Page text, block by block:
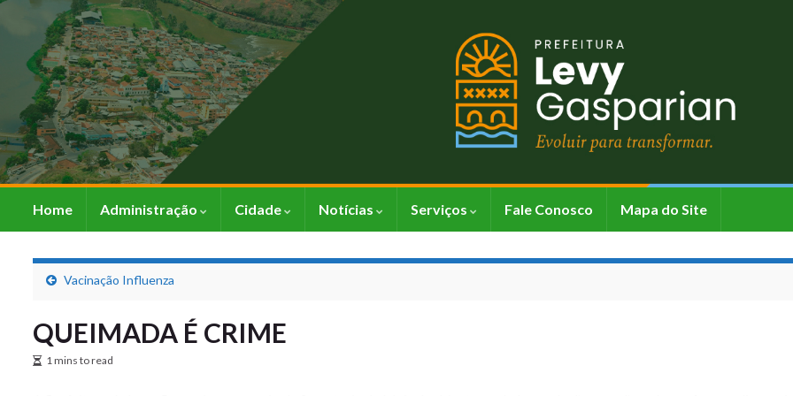
Home Administração Cidade Notícias Serviços Fale Conosco Mapa do Site
Vacinação Influenza
QUEIMADA É CRIME
1 mins to read